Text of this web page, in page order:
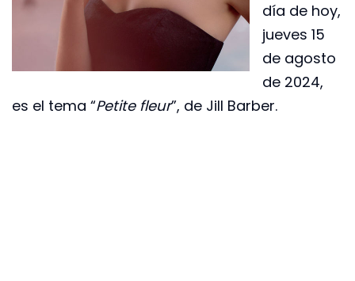
día de hoy,
jueves 15
de agosto
de 2024,
es el tema “Petite fleur”, de Jill Barber.